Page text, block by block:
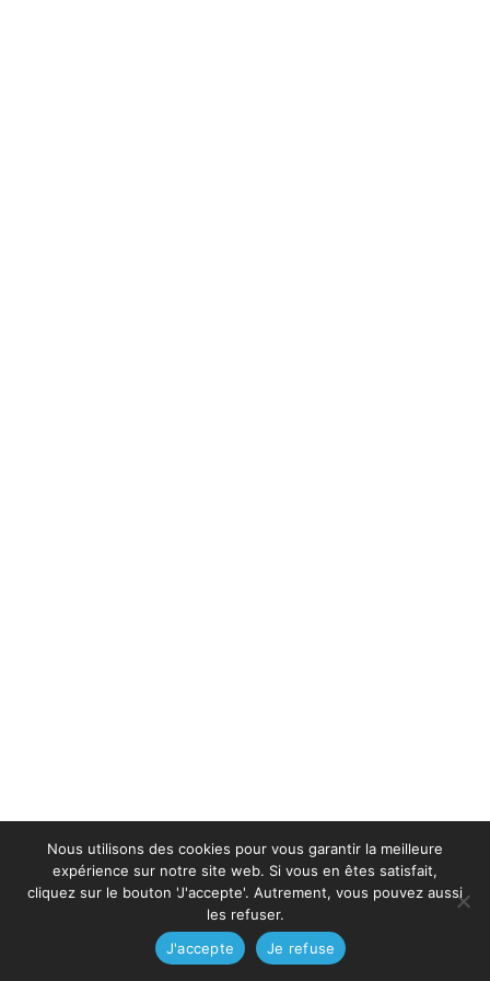
Nous utilisons des cookies pour vous garantir la meilleure
expérience sur notre site web. Si vous en êtes satisfait,
cliquez sur le bouton 'J'accepte'. Autrement, vous pouvez aussi
les refuser.
J'accepte
Je refuse